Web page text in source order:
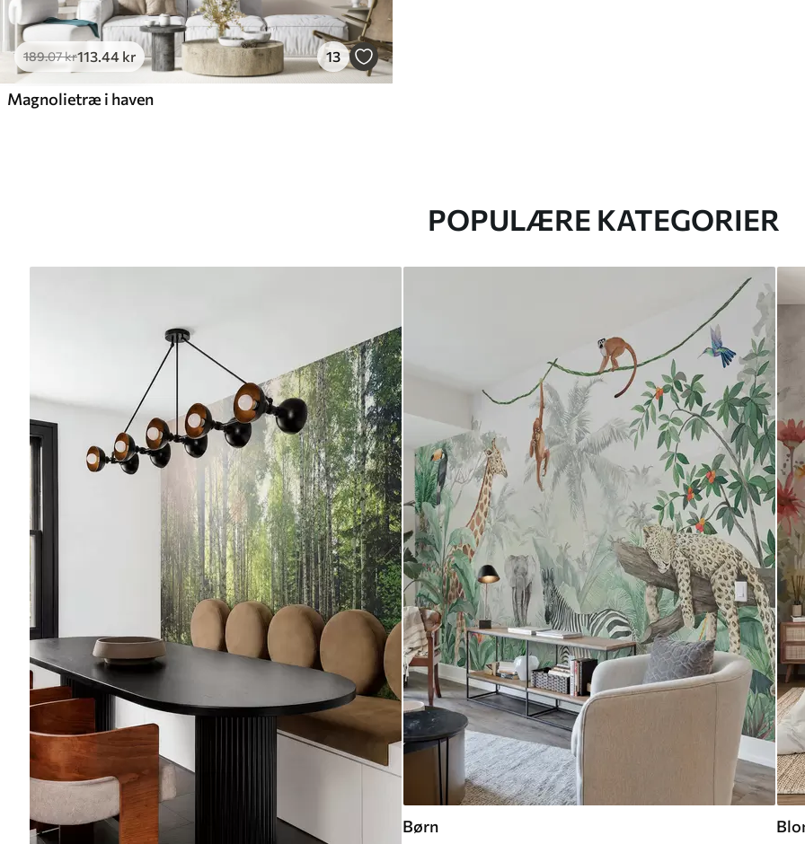
189.07kr113 .44 kr 13
Magnolietræ i haven
POPULÆRE KATEGORIER
Børn